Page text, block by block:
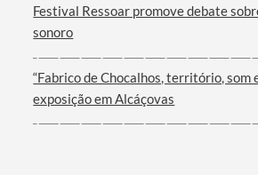
Festival Ressoar promove debate
sonoro
“Fabrico de Chocalhos, território, som
exposição em Alcáçovas